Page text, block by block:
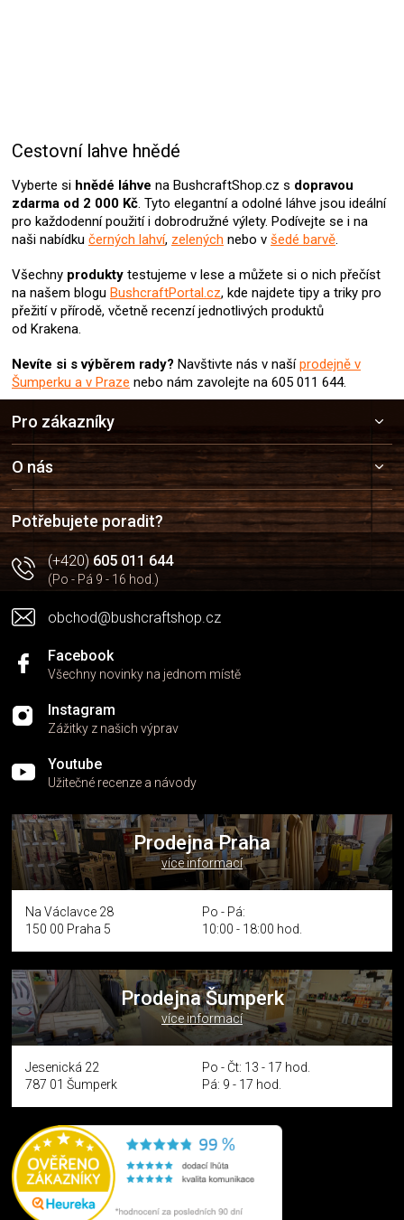
Cestovní lahve hnědé
Vyberte si hnědé láhve na BushcraftShop.cz s dopravou
zdarma od 2 000 Kč . Tyto elegantní a odolné láhve jsou ideální
pro každodenní použití i dobrodružné výlety. Podívejte se i na
naši nabídku černých lahví, zelených nebo v šedé barvě
Všechny produkty testujeme v lese a můžete si o nich přečíst
na našem blogu BushcraftPortal.cz, kde najdete tipy a triky pro
přežití v přírodě, včetně recenzí jednotlivých produktů
od Krakena.
Nevíte si s výběrem rady? Navštivte nás v našíprodejně v
Šumperku a v Praze nebo nám zavolejte na 605 011 644.
a
t
í
Pro zákazníky
O nás
Potřebujete poradit?
(+420)605 011 644
(Po - Pá 9 - 16 hod.)
obchod@bushcraftshop.cz
Facebook
Všechny novinky na jednom místě
Instagram
Zážitky z našich výprav
Youtube
Užitečné recenze a návody
Prodejna Praha
více informací
Na Václavce 28
150 00 Praha 5
Po - Pá:
10:00 - 18:00 hod.
Prodejna Šumperk
více informací
Jesenická 22
787 01 Šumperk
Po - Čt: 13 - 17 hod.
Pá: 9 - 17 hod.